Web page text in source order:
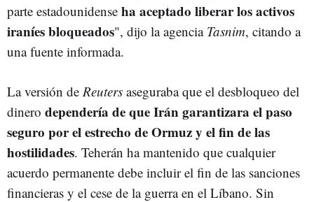
parte estadounidense ha aceptado liberar los activos
iraníes bloqueados", dijo la agencia Tasnim, citando a
una fuente informada.
La versión de Reuters aseguraba que el desbloqueo del
dinero dependería de que Irán garantizara el paso
seguro por el estrecho de Ormuz y el fin de las
hostilidades. Teherán ha mantenido que cualquier
acuerdo permanente debe incluir el fin de las sanciones
financieras y el cese de la guerra en el Líbano. Sin